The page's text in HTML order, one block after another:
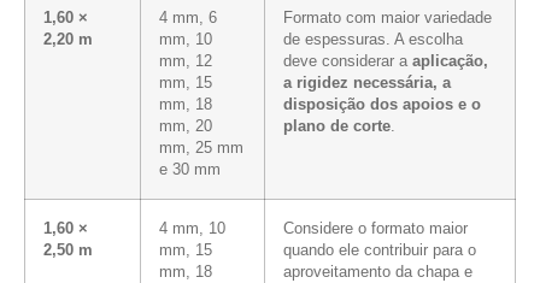
1,60 ×
2,20 m
4 mm, 6
mm, 10
mm, 12
mm, 15
mm, 18
mm, 20
mm, 25 mm
e 30 mm
Formato com maior variedade
de espessuras. A escolha
deve considerar a aplicação,
a rigidez necessária, a
disposição dos apoios e o
plano de corte.
1,60 ×
2,50 m
4 mm, 10
mm, 15
mm, 18
Considere o formato maior
quando ele contribuir para o
aproveitamento da chapa e